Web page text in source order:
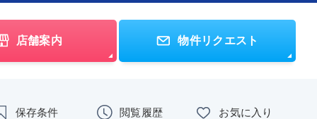
店舗案内 物件リクエスト
保存条件 閲覧履歴 お気に入り